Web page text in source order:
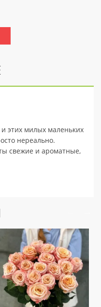
этих милых маленьких
нереально.
свежие и ароматные,